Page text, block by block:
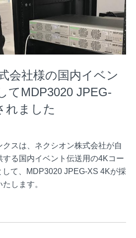
会社様の国内イベン
てMDP3020 JPEG-
れました
スは、ネクシオン株式会社が自
る国内イベント伝送用の4Kコー
て、MDP3020 JPEG-XS 4Kが採
します。